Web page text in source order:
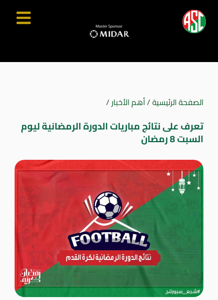
الصفحة الرئيسية/أهم الأخبار/
تعرف على نتائج مباريات الدورة الرمضانية ليوم
السبت 8 رمضان